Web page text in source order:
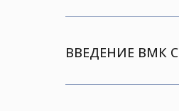
ВВЕДЕНИЕ ВМК